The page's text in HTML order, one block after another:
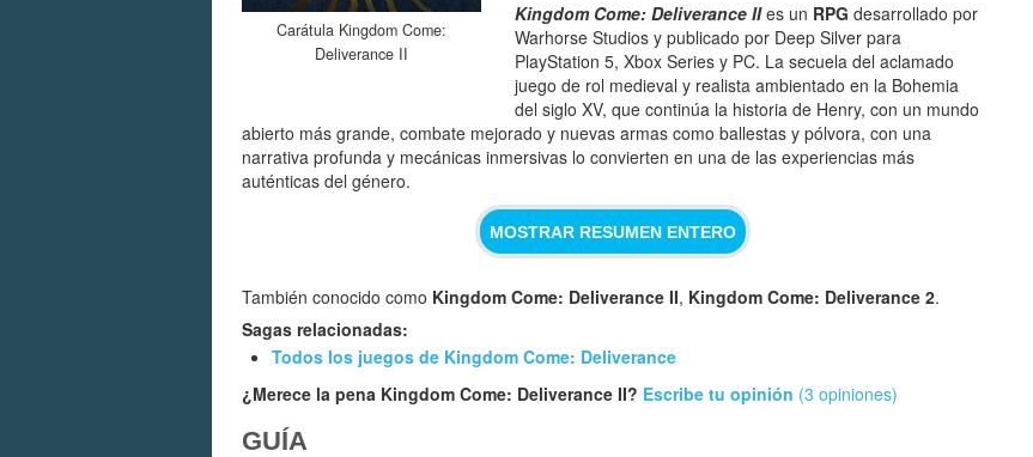
Carátula Kingdom Come:
Deliverance II
Kingdom Come: Deliverance IIes un RPG desarrollado por
Warhorse Studios y publicado por Deep Silver para
PlayStation 5, Xbox Series y PC. La secuela del aclamado
juego de rol medieval y realista ambientado en la Bohemia
del siglo XV, que continúa la historia de Henry, con un mundo
abierto más grande, combate mejorado y nuevas armas como ballestas y pólvora, con una
narrativa profunda y mecánicas inmersivas lo convierten en una de las experiencias más
auténticas del género.
MOSTRAR RESUMEN ENTERO
También conocido como Kingdom Come: Deliverance II, Kingdom Come: Deliverance 2.
Sagas relacionadas:
Todos los juegos de Kingdom Come: Deliverance
¿Merece la pena Kingdom Come: Deliverance II? Escribe tu opinión (3 opiniones)
GUÍA